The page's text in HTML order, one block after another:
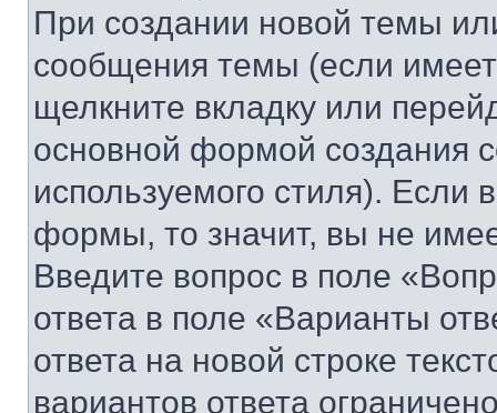
При создании новой темы
сообщения темы (если
щелкните вкладку или
основной формой создания
используемого стиля). Если
формы, то значит, вы не
Введите вопрос в поле
ответа в поле «Варианты
ответа на новой строке
вариантов ответа